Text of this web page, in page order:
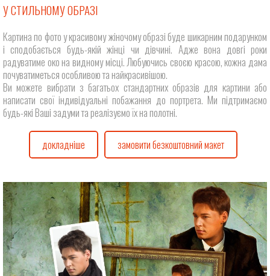
У СТИЛЬНОМУ ОБРАЗІ
Картина по фото у красивому жіночому образі буде шикарним подарунком
і сподобається будь-якій жінці чи дівчині. Адже вона довгі роки
радуватиме око на видному місці. Любуючись своєю красою, кожна дама
почуватиметься особливою та найкрасивішою.
Ви можете вибрати з багатьох стандартних образів для картини або
написати свої індивідуальні побажання до портрета. Ми підтримаємо
будь-які Ваші задуми та реалізуємо їх на полотні.
докладніше замовити безкоштовний макет